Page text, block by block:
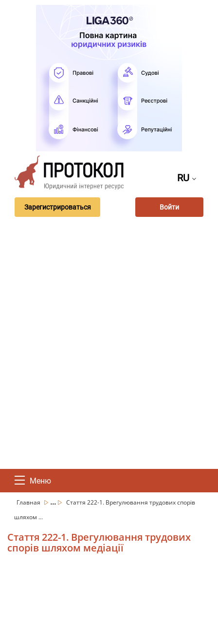
RU
Зарегистрироваться Войти
Меню
Главная ...
Стаття 222-1. Врегулювання трудових спорів
шляхом ...
Стаття 222-1. Врегулювання трудових
спорів шляхом медіації